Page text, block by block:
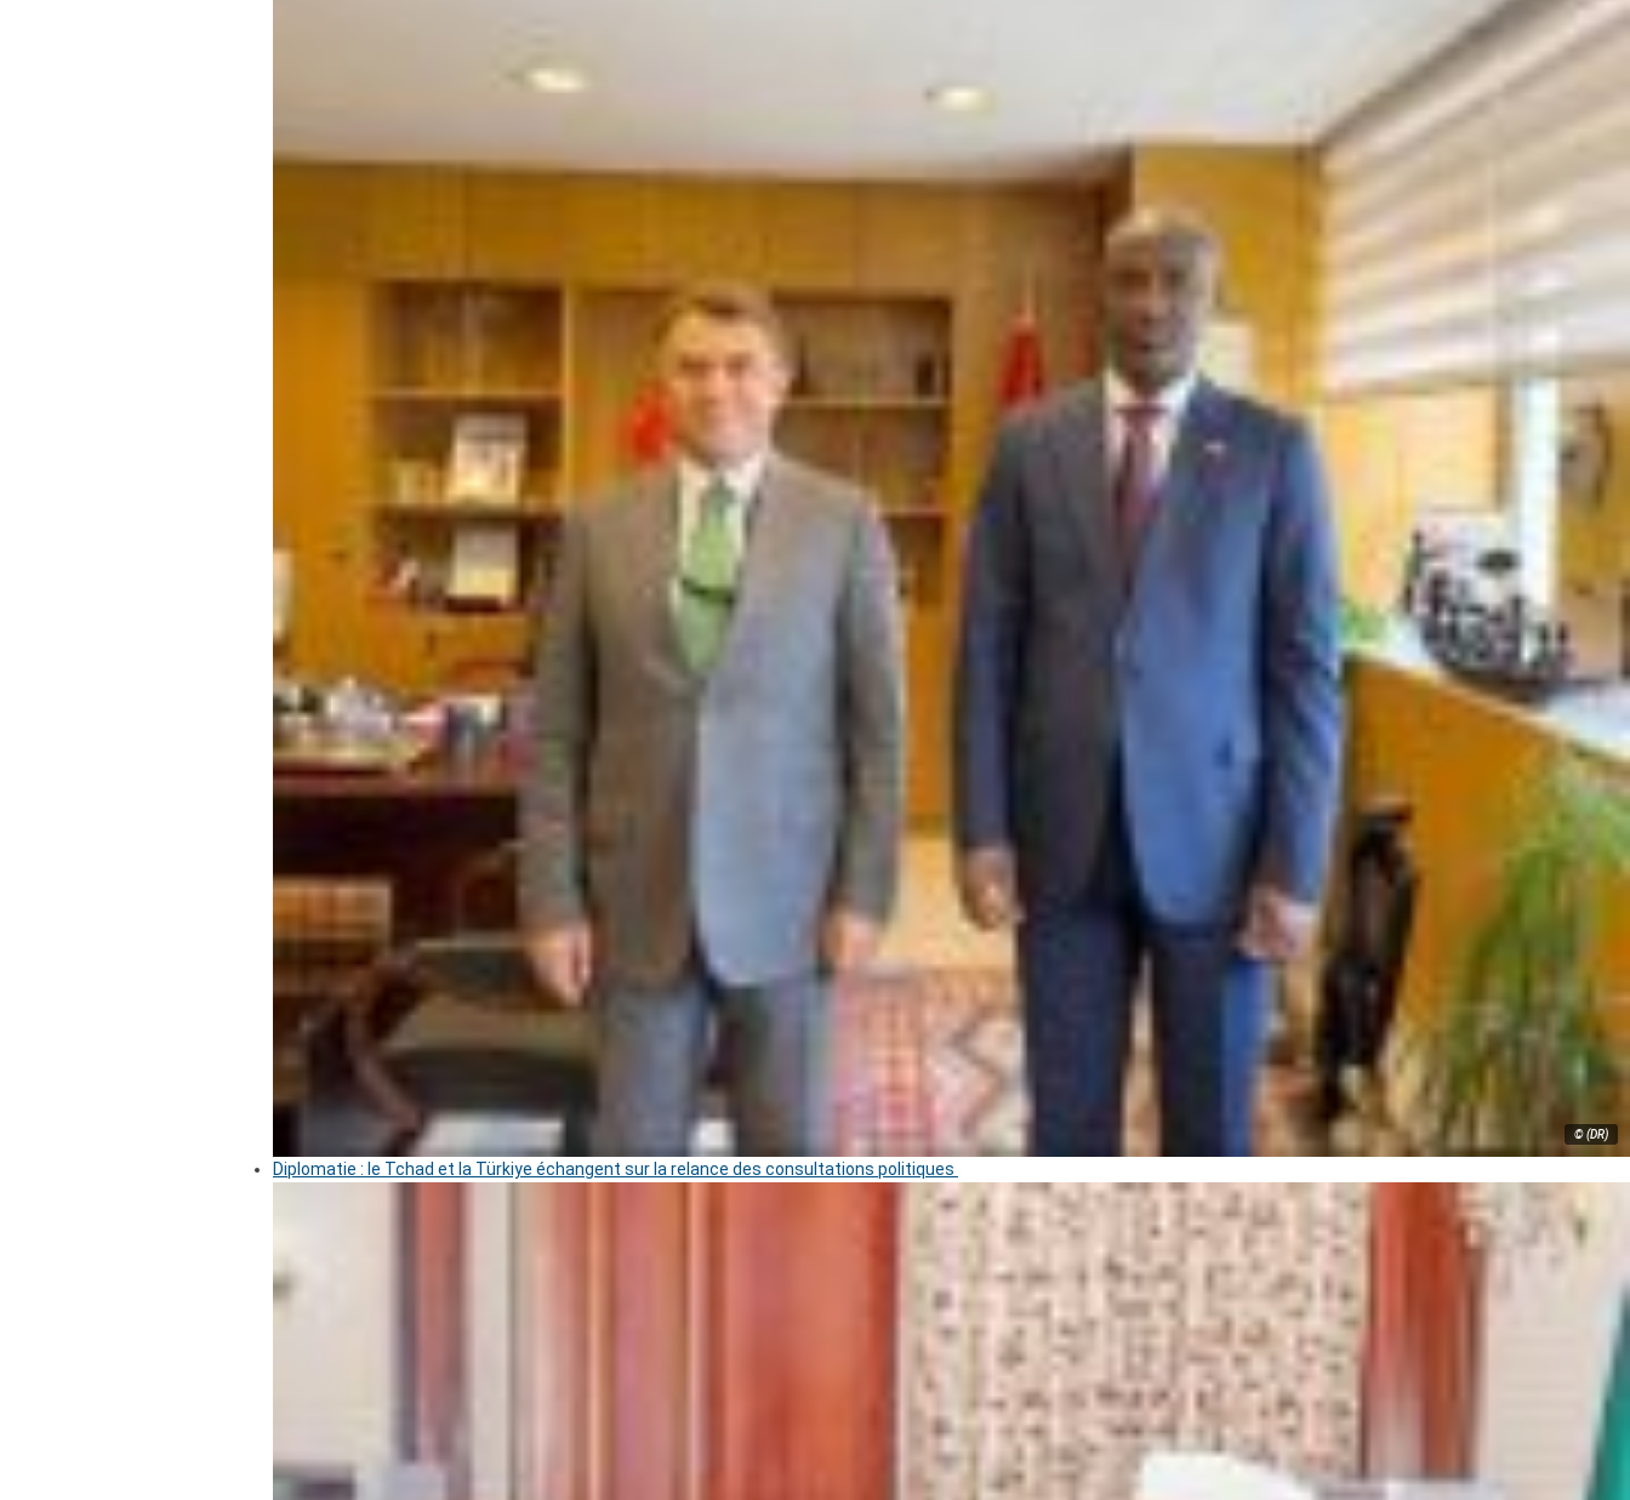
© (DR)
Diplomatie : le Tchad et la Türkiye échangent sur la relance des consultations politiques